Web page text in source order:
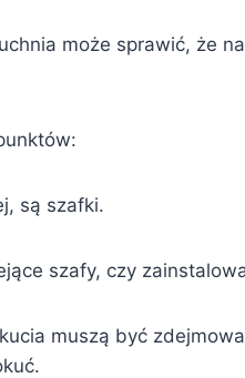
może sprawić, że
są szafki.
szafy, czy
muszą być